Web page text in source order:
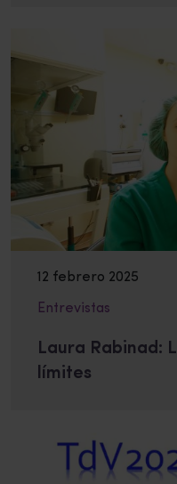
12 febrero 2025
Entrevistas
Laura Rabinad:
límites